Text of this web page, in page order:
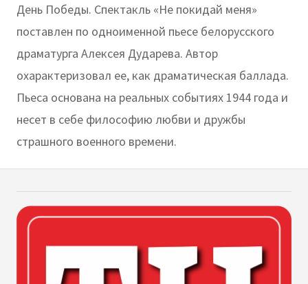
День Победы. Спектакль «Не покидай меня»
поставлен по одноименной пьесе белорусского
драматурга Алексея Дударева. Автор
охарактеризовал ее, как драматическая баллада.
Пьеса основана на реальных событиях 1944 года и
несет в себе философию любви и дружбы
страшного военного времени.